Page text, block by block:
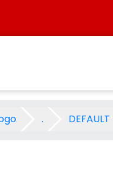
2011
. DEFAULT